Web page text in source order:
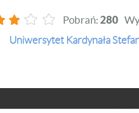
Pobrań: 280
Uniwersytet Kardynała